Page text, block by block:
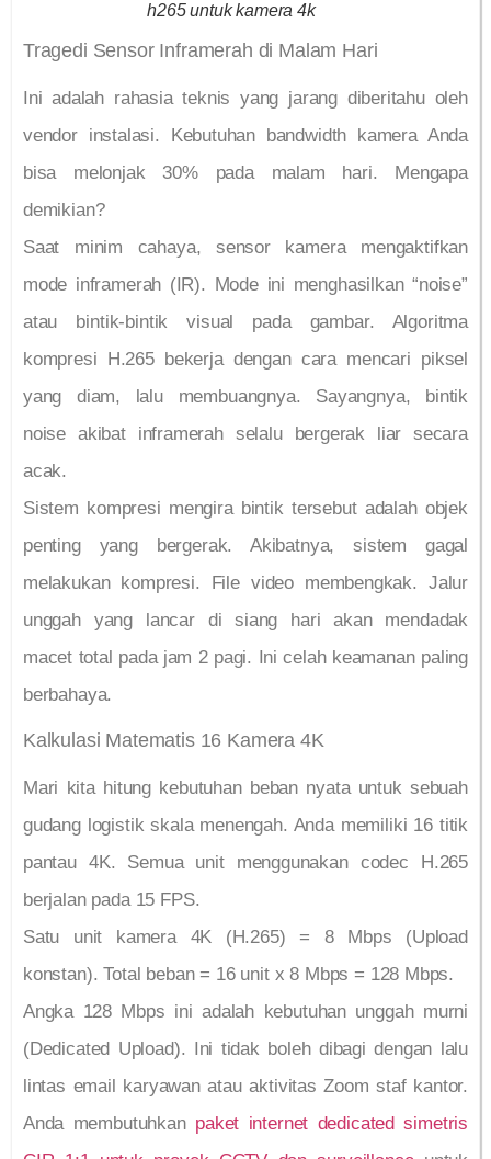
h265 untuk kamera 4k
Tragedi Sensor Inframerah di Malam Hari
Ini adalah rahasia teknis yang jarang diberitahu oleh
vendor instalasi. Kebutuhan bandwidth kamera Anda
bisa melonjak 30% pada malam hari. Mengapa
demikian?
Saat minim cahaya, sensor kamera mengaktifkan
mode inframerah (IR). Mode ini menghasilkan “noise”
atau bintik-bintik visual pada gambar. Algoritma
kompresi H.265 bekerja dengan cara mencari piksel
yang diam, lalu membuangnya. Sayangnya, bintik
noise akibat inframerah selalu bergerak liar secara
acak.
Sistem kompresi mengira bintik tersebut adalah objek
penting yang bergerak. Akibatnya, sistem gagal
melakukan kompresi. File video membengkak. Jalur
unggah yang lancar di siang hari akan mendadak
macet total pada jam 2 pagi. Ini celah keamanan paling
berbahaya.
Kalkulasi Matematis 16 Kamera 4K
Mari kita hitung kebutuhan beban nyata untuk sebuah
gudang logistik skala menengah. Anda memiliki 16 titik
pantau 4K. Semua unit menggunakan codec H.265
berjalan pada 15 FPS.
Satu unit kamera 4K (H.265) = 8 Mbps (Upload
konstan). Total beban = 16 unit x 8 Mbps = 128 Mbps.
Angka 128 Mbps ini adalah kebutuhan unggah murni
(Dedicated Upload). Ini tidak boleh dibagi dengan lalu
lintas email karyawan atau aktivitas Zoom staf kantor.
Anda membutuhkan paket internet dedicated simetris